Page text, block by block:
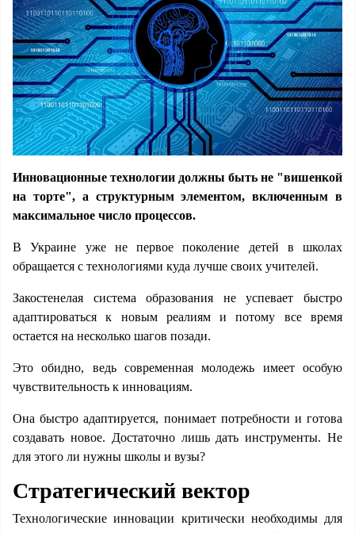
Инновационные технологии должны быть не "вишенкой
на торте", а структурным элементом, включенным в
максимальное число процессов.
В Украине уже не первое поколение детей в школах
обращается с технологиями куда лучше своих учителей.
Закостенелая система образования не успевает быстро
адаптироваться к новым реалиям и потому все время
остается на несколько шагов позади.
Это обидно, ведь современная молодежь имеет особую
чувствительность к инновациям.
Она быстро адаптируется, понимает потребности и готова
создавать новое. Достаточно лишь дать инструменты. Не
для этого ли нужны школы и вузы?
Стратегический вектор
Технологические инновации критически необходимы для